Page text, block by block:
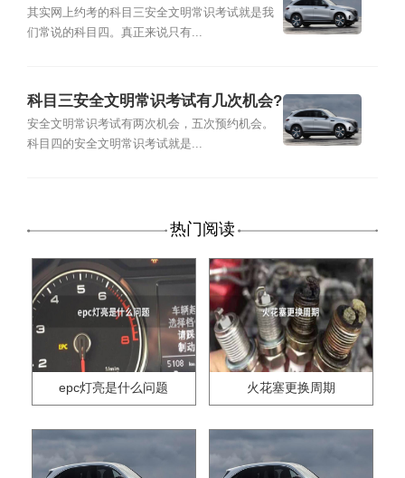
四
其实网上约考的科目三安全文明常识考试就是我
们常说的科目四。真正来说只有...
科目三安全文明常识考试有几次机会?
安全文明常识考试有两次机会，五次预约机会。
科目四的安全文明常识考试就是...
热门阅读
epc灯亮是什么问题 火花塞更换周期